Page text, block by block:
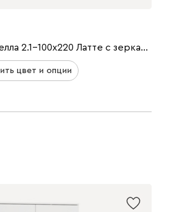
Распашной шкаф Стелла 2.1-100x220 Латте с зеркалом
цвет и опции